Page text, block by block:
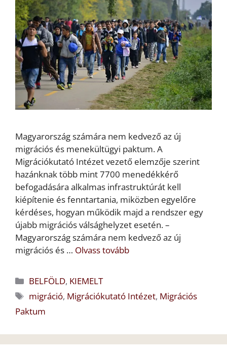
Magyarország számára nem kedvező az új
migrációs és menekültügyi paktum. A
Migrációkutató Intézet vezető elemzője szerint
hazánknak több mint 7700 menedékkérő
befogadására alkalmas infrastruktúrát kell
kiépítenie és fenntartania, miközben egyelőre
kérdéses, hogyan működik majd a rendszer egy
újabb migrációs válsághelyzet esetén. –
Magyarország számára nem kedvező az új
migrációs és … Olvass tovább
Kategória
BELFÖLD, KIEMELT
Címkék
migráció, Migrációkutató Intézet, Migrációs
Paktum